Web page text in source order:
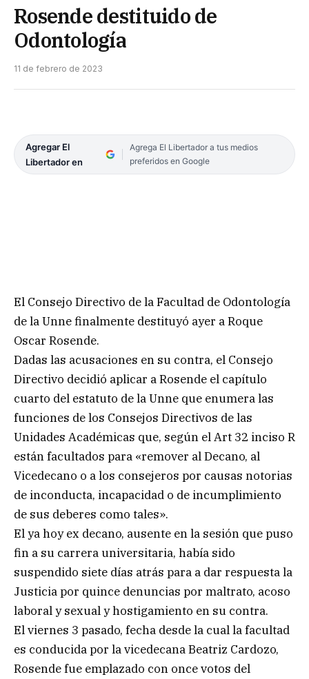
Rosende destituido de
Odontología
11 de febrero de 2023
Agregar El
Libertador en
Agrega El Libertador a tus medios
preferidos en Google
El Consejo Directivo de la Facultad de Odontología
de la Unne finalmente destituyó ayer a Roque
Oscar Rosende.
Dadas las acusaciones en su contra, el Consejo
Directivo decidió aplicar a Rosende el capítulo
cuarto del estatuto de la Unne que enumera las
funciones de los Consejos Directivos de las
Unidades Académicas que, según el Art 32 inciso R
están facultados para «remover al Decano, al
Vicedecano o a los consejeros por causas notorias
de inconducta, incapacidad o de incumplimiento
de sus deberes como tales».
El ya hoy ex decano, ausente en la sesión que puso
fin a su carrera universitaria, había sido
suspendido siete días atrás para a dar respuesta la
Justicia por quince denuncias por maltrato, acoso
laboral y sexual y hostigamiento en su contra.
El viernes 3 pasado, fecha desde la cual la facultad
es conducida por la vicedecana Beatriz Cardozo,
Rosende fue emplazado con once votos del